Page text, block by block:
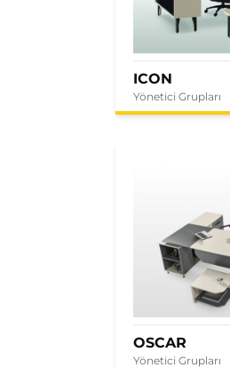
ICON
Yönetici Grupları
OSCAR
Yönetici Grupları